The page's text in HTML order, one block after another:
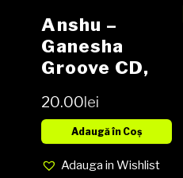
Anshu –
Ganesha
Groove CD,
Digipak
20.00lei
Adaugă în Coș
Adauga in Wishlist